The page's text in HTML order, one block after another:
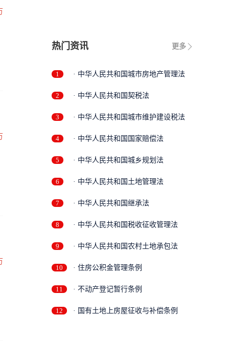
更多
热门资讯
1 · 中华人民共和国城市房地产管理法
2 · 中华人民共和国契税法
3 · 中华人民共和国城市维护建设税法
4 · 中华人民共和国国家赔偿法
5 · 中华人民共和国城乡规划法
6 · 中华人民共和国土地管理法
7 · 中华人民共和国继承法
8 · 中华人民共和国税收征收管理法
9 · 中华人民共和国农村土地承包法
10 · 住房公积金管理条例
11 · 不动产登记暂行条例
12 · 国有土地上房屋征收与补偿条例